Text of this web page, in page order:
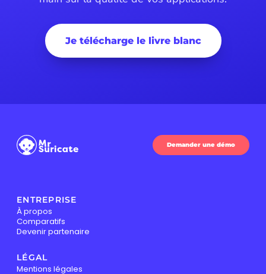
Je télécharge le livre blanc
Demander une démo
ENTREPRISE
À propos
Comparatifs
Devenir partenaire
LÉGAL
Mentions légales